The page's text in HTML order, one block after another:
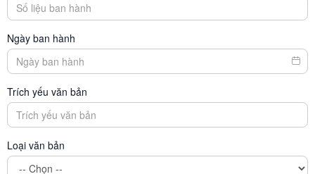
Ngày ban hành
Trích yếu văn bản
Loại văn bản